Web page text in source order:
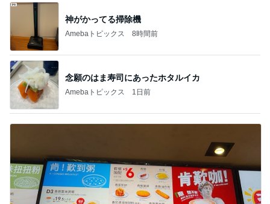
神がかってる掃除機
Amebaトピックス 8時間前
念願のはま寿司にあったホタルイカ
Amebaトピックス 1日前